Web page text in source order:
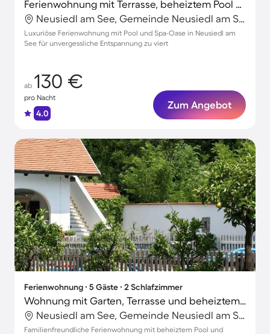
Ferienwohnung mit Terrasse, beheiztem Pool und Whirlpool
Neusiedl am See, Gemeinde Neusiedl am See, Österreich
Luxuriöse Ferienwohnung mit Pool und Spa-Oase in Neusiedl am
See für unvergessliche Entspannung zu viert
ab 130 €
pro Nacht
4.0
Zum Angebot
Ferienwohnung ∙ 5 Gäste ∙ 2 Schlafzimmer
Wohnung mit Garten, Terrasse und beheiztem Pool
Neusiedl am See, Gemeinde Neusiedl am See, Österreich
Familienfreundliche Ferienwohnung mit beheiztem Pool und